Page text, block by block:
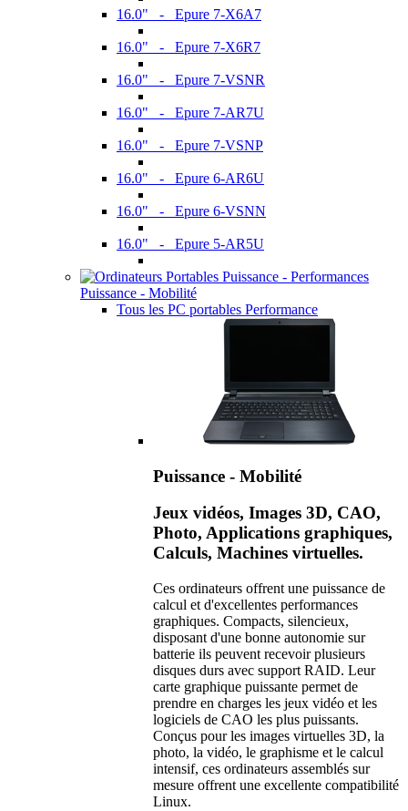
16.0" - Epure 7-X6A7
16.0" - Epure 7-X6R7
16.0" - Epure 7-VSNR
16.0" - Epure 7-AR7U
16.0" - Epure 7-VSNP
16.0" - Epure 6-AR6U
16.0" - Epure 6-VSNN
16.0" - Epure 5-AR5U
Puissance - Mobilité
Tous les PC portables Performance
Puissance - Mobilité
Jeux vidéos, Images 3D, CAO,
Photo, Applications graphiques,
Calculs, Machines virtuelles.
Ces ordinateurs offrent une puissance de
calcul et d'excellentes performances
graphiques. Compacts, silencieux,
disposant d'une bonne autonomie sur
batterie ils peuvent recevoir plusieurs
disques durs avec support RAID. Leur
carte graphique puissante permet de
prendre en charges les jeux vidéo et les
logiciels de CAO les plus puissants.
Conçus pour les images virtuelles 3D, la
photo, la vidéo, le graphisme et le calcul
intensif, ces ordinateurs assemblés sur
mesure offrent une excellente compatibilité
Linux.